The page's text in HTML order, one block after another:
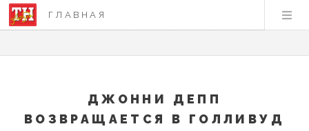
ГЛАВНАЯ
ДЖОННИ ДЕПП
ВОЗВРАЩАЕТСЯ В ГОЛЛИВУД